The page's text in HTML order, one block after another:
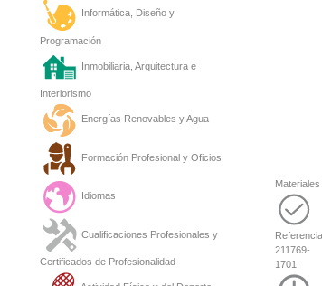
Informática, Diseño y
Programación
Inmobiliaria, Arquitectura e
Interiorismo
Energías Renovables y Agua
Formación Profesional y Oficios
Idiomas
Cualificaciones Profesionales y
Certificados de Profesionalidad
Referencia
211769-
1701